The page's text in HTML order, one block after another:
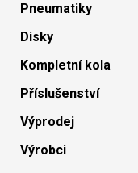
Pneumatiky
Disky
Kompletní kola
Příslušenství
Výprodej
Výrobci